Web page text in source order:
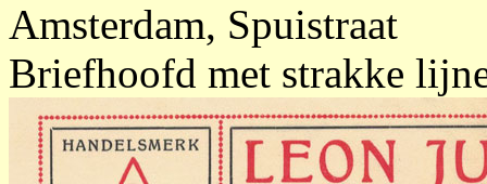
Amsterdam, Spuistraat
Briefhoofd met strakke